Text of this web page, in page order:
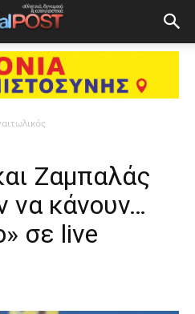
Ζαμπαλάς
να κάνουν…
σε live